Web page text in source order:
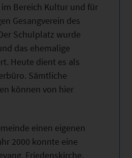
im Bereich Kultur und für
Gesangverein des
Schulplatz wurde
das ehemalige
Heute dient es als
Sämtliche
können von hier
einen eigenen
2000 konnte eine
Friedenskirche,